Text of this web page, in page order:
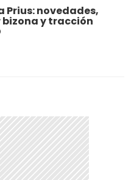
Prius: novedades,
y tracción